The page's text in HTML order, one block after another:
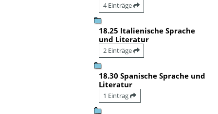
4 Einträge
18.25 Italienische Sprache
und Literatur
2 Einträge
18.30 Spanische Sprache und
Literatur
1 Eintrag